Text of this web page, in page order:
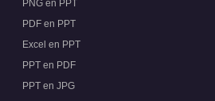
PNG en PPT
PDF en PPT
Excel en PPT
PPT en PDF
PPT en JPG